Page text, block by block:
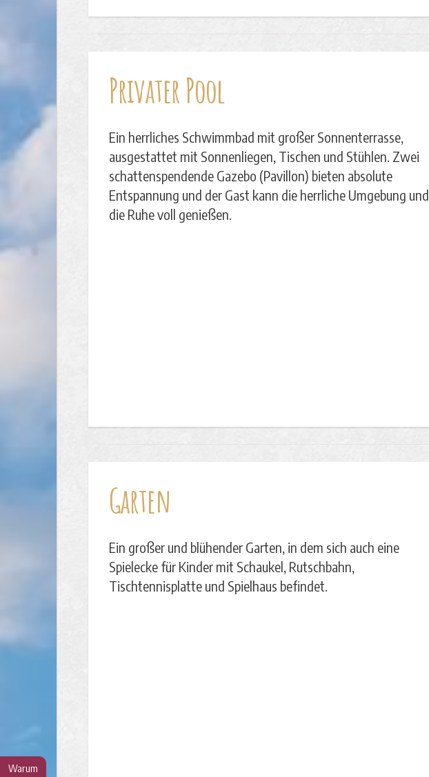
Warum
Privater Pool
Ein herrliches Schwimmbad mit großer Sonnenterrasse,
ausgestattet mit Sonnenliegen, Tischen und Stühlen. Zwei
schattenspendende Gazebo (Pavillon) bieten absolute
Entspannung und der Gast kann die herrliche Umgebung und
die Ruhe voll genießen.
Garten
Ein großer und blühender Garten, in dem sich auch eine
Spielecke für Kinder mit Schaukel, Rutschbahn,
Tischtennisplatte und Spielhaus befindet.